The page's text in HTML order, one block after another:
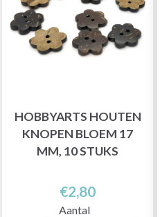
HOBBYARTS HOUTEN
KNOPEN BLOEM 17
MM, 10 STUKS
€2,80
Aantal